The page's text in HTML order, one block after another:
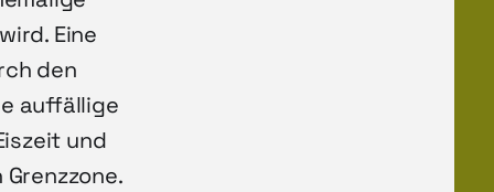
Eine
den
auffällige
und